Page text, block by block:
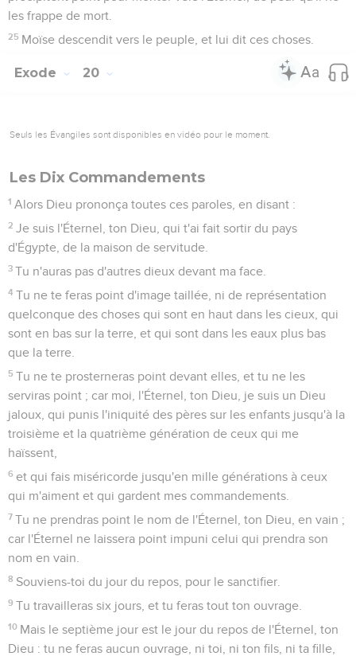
les frappe de mort.
25 Moïse descendit vers le peuple, et lui dit ces choses.
Exode 20
Seuls les Évangiles sont disponibles en vidéo pour le moment.
Les Dix Commandements
1 Alors Dieu prononça toutes ces paroles, en disant :
2 Je suis l'Éternel, ton Dieu, qui t'ai fait sortir du pays
d'Égypte, de la maison de servitude.
3 Tu n'auras pas d'autres dieux devant ma face.
4 Tu ne te feras point d'image taillée, ni de représentation
quelconque des choses qui sont en haut dans les cieux, qui
sont en bas sur la terre, et qui sont dans les eaux plus bas
que la terre.
5 Tu ne te prosterneras point devant elles, et tu ne les
serviras point ; car moi, l'Éternel, ton Dieu, je suis un Dieu
jaloux, qui punis l'iniquité des pères sur les enfants jusqu'à la
troisième et la quatrième génération de ceux qui me
haïssent,
6 et qui fais miséricorde jusqu'en mille générations à ceux
qui m'aiment et qui gardent mes commandements.
7 Tu ne prendras point le nom de l'Éternel, ton Dieu, en vain ;
car l'Éternel ne laissera point impuni celui qui prendra son
nom en vain.
8 Souviens-toi du jour du repos, pour le sanctifier.
9 Tu travailleras six jours, et tu feras tout ton ouvrage.
10 Mais le septième jour est le jour du repos de l'Éternel, ton
Dieu : tu ne feras aucun ouvrage, ni toi, ni ton fils, ni ta fille,